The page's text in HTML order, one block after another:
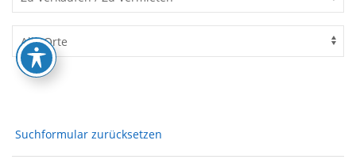
Suchformular zurücksetzen